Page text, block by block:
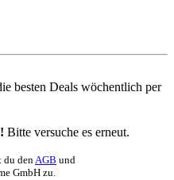
besten Deals wöchentlich per
Bitte versuche es erneut.
du denAGB und
GmbH zu.